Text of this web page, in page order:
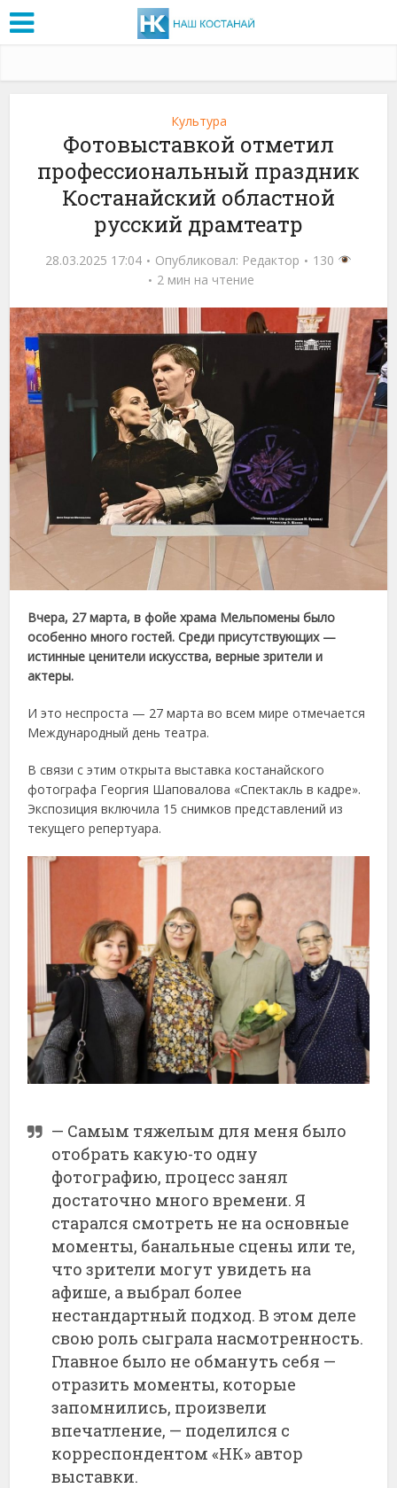
Культура
Фотовыставкой отметил
профессиональный праздник
Костанайский областной
русский драмтеатр
28.03.2025 17:04 Опубликовал: Редактор
130
2 мин на чтение
Вчера, 27 марта, в фойе храма Мельпомены было
особенно много гостей. Среди присутствующих —
истинные ценители искусства, верные зрители и
актеры.
И это неспроста — 27 марта во всем мире отмечается
Международный день театра.
В связи с этим открыта выставка костанайского
фотографа Георгия Шаповалова «Спектакль в кадре».
Экспозиция включила 15 снимков представлений из
текущего репертуара.
— Самым тяжелым для меня было
отобрать какую-то одну
фотографию, процесс занял
достаточно много времени. Я
старался смотреть не на основные
моменты, банальные сцены или те,
что зрители могут увидеть на
афише, а выбрал более
нестандартный подход. В этом деле
свою роль сыграла насмотренность.
Главное было не обмануть себя —
отразить моменты, которые
запомнились, произвели
впечатление, — поделился с
корреспондентом «НК» автор
выставки.